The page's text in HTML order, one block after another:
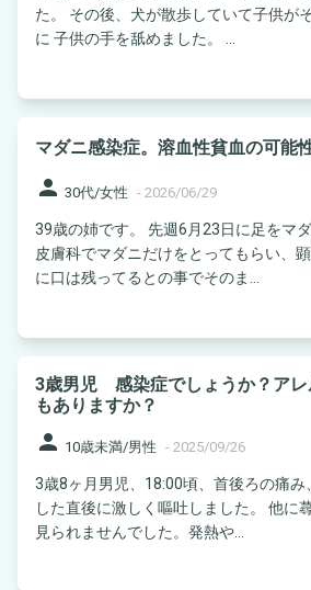
た。 その後、犬が散歩していて子供がその犬を撫でている時
に 子供の手を舐めました。 ...
マダニ感染症。溶血性貧血の可能
person 30代/女性 - 2026/06/29
39歳の姉です。 先週6月23日に足をマ
皮膚科でマダニだけをとってもらい、
に口は残ってるとの事でそのま...
3歳男児 感染症でしょうか？アレ
もありますか？
person 10歳未満/男性 - 2025/09/26
3歳8ヶ月男児、18:00頃、首後ろの痛
した直後に激しく嘔吐しました。 他に
見られませんでした。発熱や...